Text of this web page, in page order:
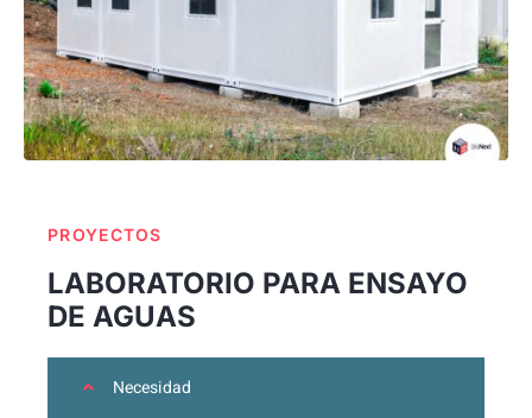
PROYECTOS
LABORATORIO PARA ENSAYO
DE AGUAS
Necesidad